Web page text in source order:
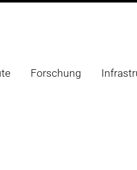
Forschung